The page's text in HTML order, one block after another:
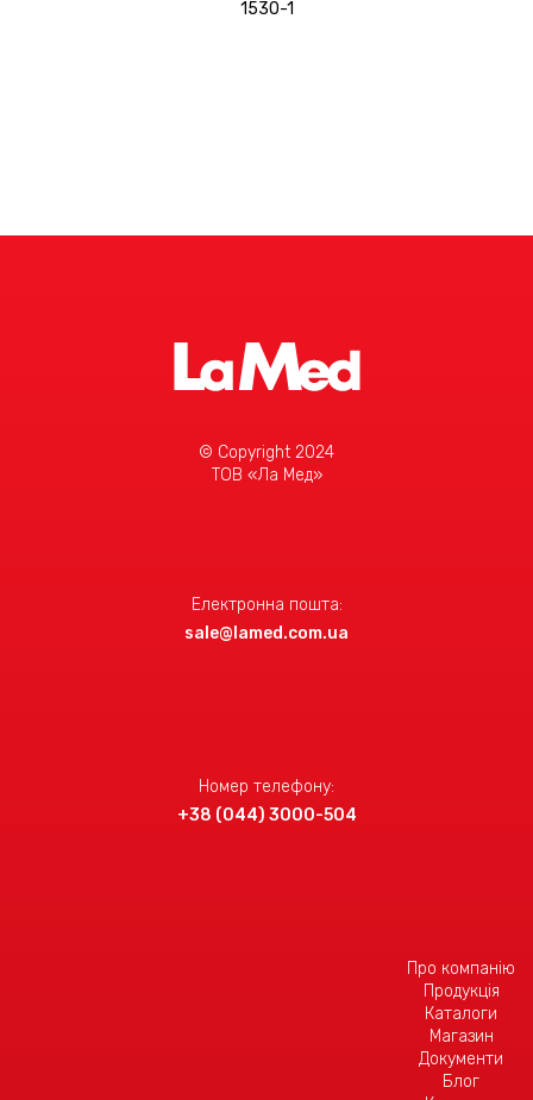
1530-1
© Copyright 2024
ТОВ «Ла Мед»
Електронна пошта:
sale@lamed.com.ua
Номер телефону:
+38 (044) 3000-504
Про компанію
Продукція
Каталоги
Магазин
Документи
Блог